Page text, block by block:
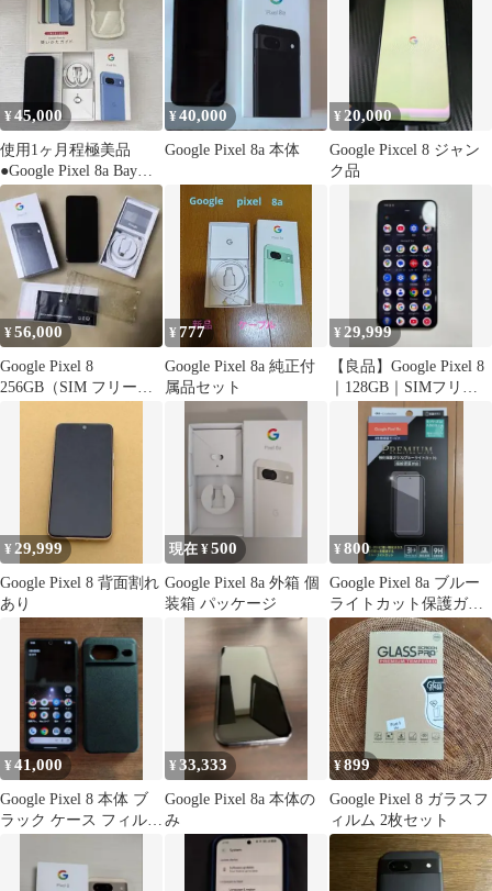
¥45,000
使用1ヶ月程極美品
●Google Pixel 8a Bay
128GB●ケース付
¥40,000
Google Pixel 8a 本体
¥ 20,000
Google Pixcel 8 ジャン
ク品
¥56,000
Google Pixel 8
256GB（SIM フリー）
¥ 777
Google Pixel 8a 純正付
属品セット
¥ 29,999
【良品】Google Pixel 8
｜128GB｜SIMフリー
¥ 29,999
Google Pixel 8 背面割れ
あり
現在 ¥500
Google Pixel 8a 外箱 個
装箱 パッケージ
¥800
Google Pixel 8a ブルー
ライトカット保護ガラ
ス
¥41,000
Google Pixel 8 本体 ブ
ラック ケース フィルム
¥33,333
Google Pixel 8a 本体の
み
¥899
Google Pixel 8 ガラスフ
ィルム 2枚セット